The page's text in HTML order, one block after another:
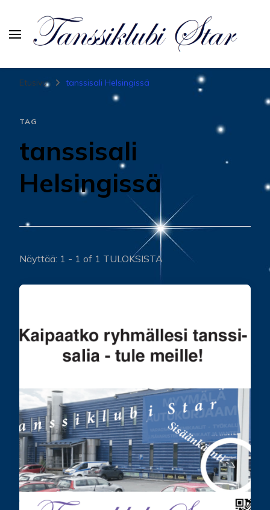
Tanssiurheiluseura Star
Etusivu tanssisali Helsingissä
TAG
tanssisali
Helsingissä
Näyttää: 1 - 1 of 1 TULOKSISTA